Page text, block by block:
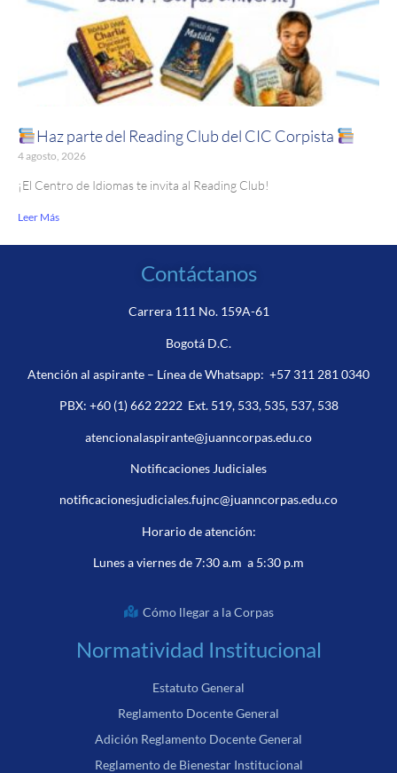
Haz parte del Reading Club del CIC Corpista
4 agosto, 2026
¡El Centro de Idiomas te invita al Reading Club!
Leer Más
Contáctanos
Carrera 111 No. 159A-61
Bogotá D.C.
Atención al aspirante – Línea de Whatsapp: +57 311 281 0340
PBX: +60 (1) 662 2222Ext. 519, 533, 535, 537, 538
atencionalaspirante@juanncorpas.edu.co
Notificaciones Judiciales
notificacionesjudiciales.fujnc@juanncorpas.edu.co
Horario de atención:
Lunes a viernes de 7:30 a.m a 5:30 p.m
Cómo llegar a la Corpas
Normatividad Institucional
Estatuto General
Reglamento Docente General
Adición Reglamento Docente General
Reglamento de Bienestar Institucional